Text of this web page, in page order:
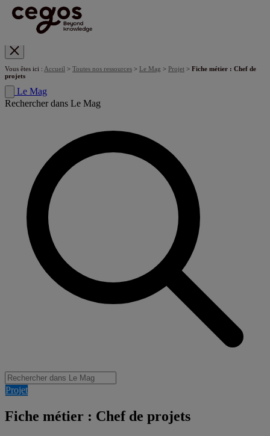
Vous êtes ici : Accueil > Toutes nos ressources > Le Mag > Projet > Fiche métier : Chef de
projets
Le Mag
Rechercher dans Le Mag
Projet
Fiche métier : Chef de projets